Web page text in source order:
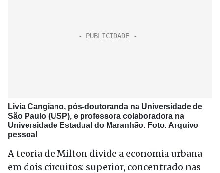
Livia Cangiano, pós-doutoranda na Universidade de
São Paulo (USP), e professora colaboradora na
Universidade Estadual do Maranhão. Foto: Arquivo
pessoal
A teoria de Milton divide a economia urbana
em dois circuitos: superior, concentrado nas